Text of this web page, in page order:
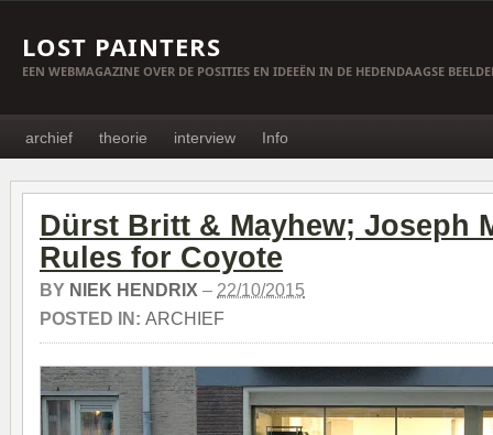
LOST PAINTERS
EEN WEBMAGAZINE OVER DE POSITIES EN IDEEËN IN DE HEDENDAAGSE
archief theorie interview Info
Dürst Britt & Mayhew; Joseph
Rules for Coyote
BY NIEK HENDRIX – 22/10/2015
POSTED IN: ARCHIEF